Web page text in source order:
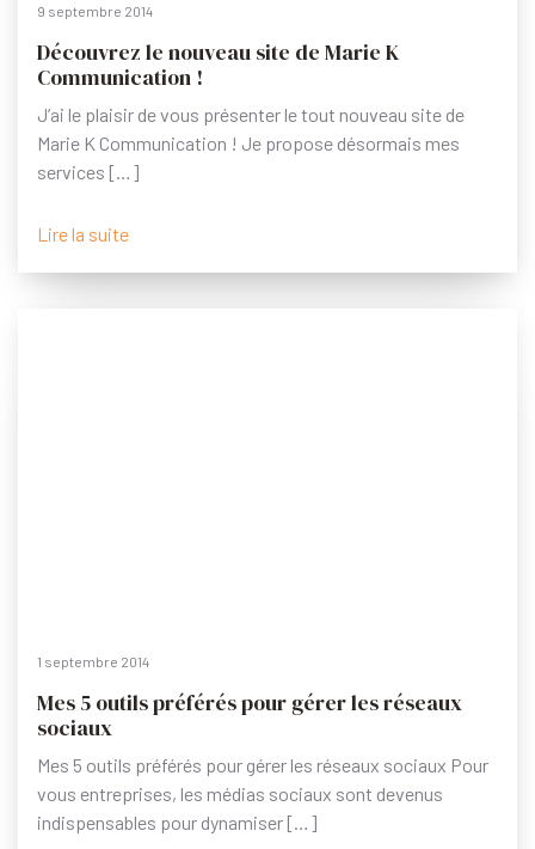
9 septembre 2014
Découvrez le nouveau site de Marie K
Communication !
J’ai le plaisir de vous présenter le tout nouveau site de
Marie K Communication ! Je propose désormais mes
services […]
Lire la suite
1 septembre 2014
Mes 5 outils préférés pour gérer les réseaux
sociaux
Mes 5 outils préférés pour gérer les réseaux sociaux Pour
vous entreprises, les médias sociaux sont devenus
indispensables pour dynamiser […]